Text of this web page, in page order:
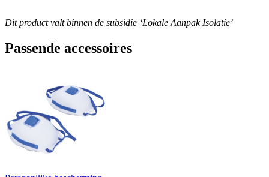
Dit product valt binnen de subsidie ‘Lokale Aanpak Isolatie’
Passende accessoires